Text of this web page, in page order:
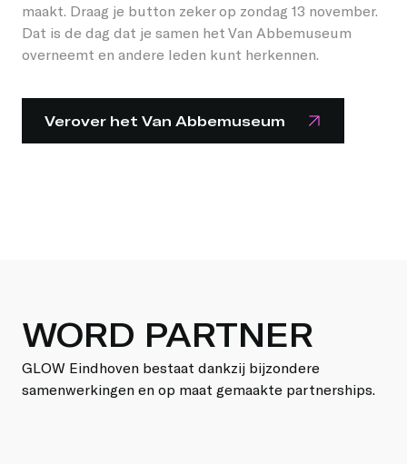
maakt. Draag je button zeker op zondag 13 november.
Dat is de dag dat je samen het Van Abbemuseum
overneemt en andere leden kunt herkennen.
Verover het Van Abbemuseum
WORD PARTNER
GLOW Eindhoven bestaat dankzij bijzondere
samenwerkingen en op maat gemaakte partnerships.